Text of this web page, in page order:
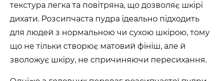
текстура легка та повітряна, що дозволяє шкірі
дихати. Розсипчаста пудра ідеально підходить
для людей з нормальною чи сухою шкірою, тому
що не тільки створює матовий фініш, але й
зволожує шкіру, не спричиняючи пересихання.